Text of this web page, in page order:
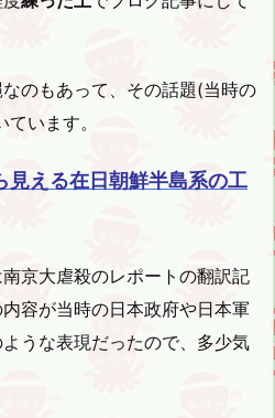
のもあって、その話題(当時の
います。
見える在日朝鮮半島系の工
京大虐殺のレポートの翻訳記
容が当時の日本政府や日本軍
うな表現だったので、多少気